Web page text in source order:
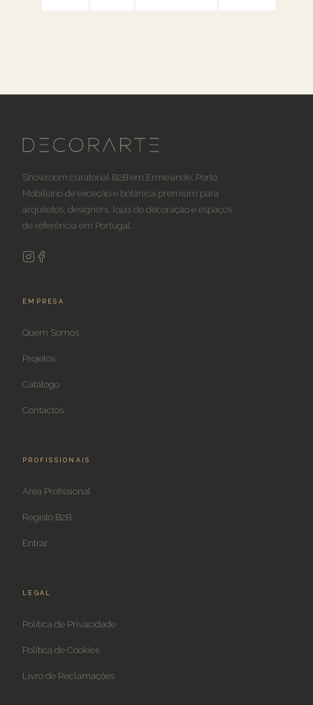
Showroom curatorial B2B em Ermesinde, Porto.
Mobiliário de exceção e botânica premium para
arquitetos, designers, lojas de decoração e espaços
de referência em Portugal.
EMPRESA
Quem Somos
Projetos
Catálogo
Contactos
PROFISSIONAIS
Área Profissional
Registo B2B
Entrar
LEGAL
Política de Privacidade
Política de Cookies
Livro de Reclamações